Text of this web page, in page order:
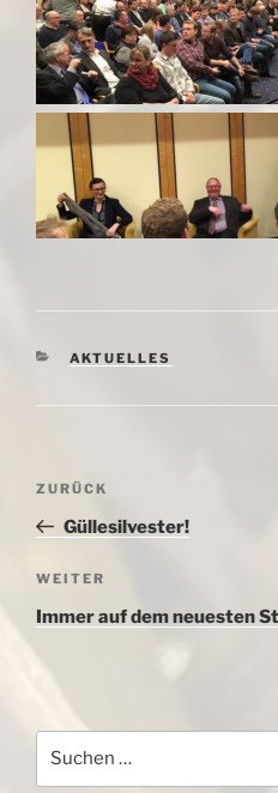
KATEGORIEN
AKTUELLES
Beitragsnavigation
Vorheriger
Beitrag
ZURÜCK
Güllesilvester!
Nächster
Beitrag
WEITER
Immer auf dem neuesten
nach: